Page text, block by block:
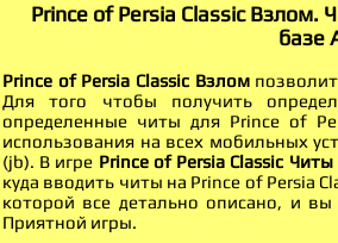
Prince of Persia Classic
базе
Prince of Persia Classic Взломпозволит
Для того чтобы получить
определенные читы для Prince of
использования на всех мобильных
(jb). В игре Prince of Persia Classic Читы
куда вводить читы на Prince of Persia
которой все детально описано, и
Приятной игры.